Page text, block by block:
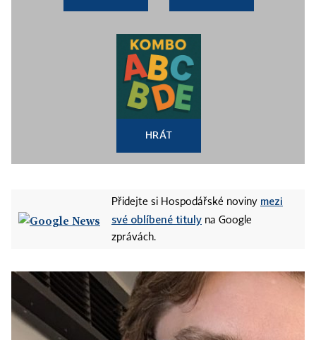
HRÁT
Přidejte si Hospodářské noviny mezi
své oblíbené tituly na Google
zprávách.